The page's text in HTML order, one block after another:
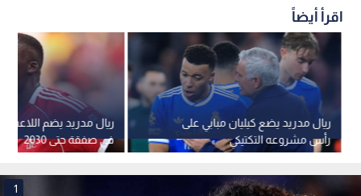
اقرأ أيضاً
ريال مدريد يضم اللاعب
في صفقة حتى 2030
ريال مدريد يضع كيليان مبابي على
رأس مشروعه التكتيكي
1